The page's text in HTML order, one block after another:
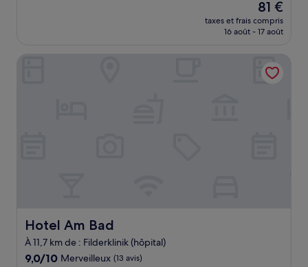
Le
nouveau
prix
de
81 €
81 €
taxes et frais compris
16 août - 17 août
Hotel Am Bad
Hotel Am Bad
À 11,7 km de : Filderklinik (hôpital)
9.0
9,0/10 Merveilleux (13 avis)